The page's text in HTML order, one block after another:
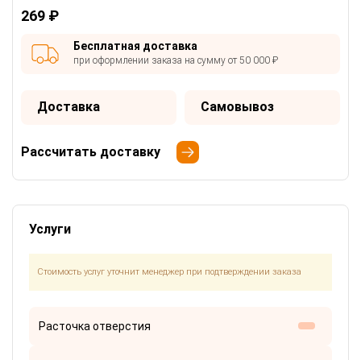
269 ₽
Бесплатная доставка
при оформлении заказа на сумму от 50 000 ₽
Доставка Самовывоз
Рассчитать доставку
Услуги
Стоимость услуг уточнит менеджер при подтверждении заказа
Расточка отверстия